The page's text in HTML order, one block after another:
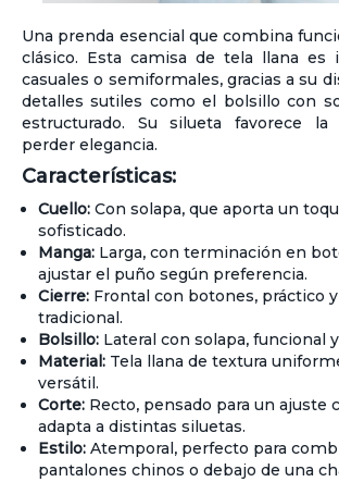
Una prenda esencial que combina
clásico. Esta camisa de tela llana es
casuales o semiformales, gracias a su
detalles sutiles como el bolsillo con
estructurado. Su silueta favorece la
perder elegancia.
Características:
Cuello: Con solapa, que aporta un
sofisticado.
Manga: Larga, con terminación en
ajustar el puño según preferencia.
Cierre: Frontal con botones, práctico
tradicional.
Bolsillo: Lateral con solapa, funcional
Material: Tela llana de textura
versátil.
Corte: Recto, pensado para un ajuste
adapta a distintas siluetas.
Estilo: Atemporal, perfecto para
pantalones chinos o debajo de una